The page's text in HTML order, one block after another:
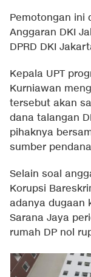
Pemotongan ini
Anggaran DKI
DPRD DKI
Kepala UPT
Kurniawan
tersebut akan
dana talangan
pihaknya
sumber
Selain soal
Korupsi
adanya dugaan
Sarana Jaya
rumah DP nol